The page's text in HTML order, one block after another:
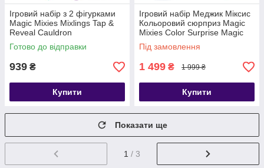
Ігровий набір з 2 фігурками
Magic Mixies Mixlings Tap &
Reveal Cauldron
Готово до відправки
939 ₴
Купити
Ігровий набір Меджик Міксис
Кольоровий сюрприз Magic
Mixies Color Surprise Magic
Cauldron
Під замовлення
1 499 ₴ 1 999 ₴
Купити
Показати ще
1 / 3